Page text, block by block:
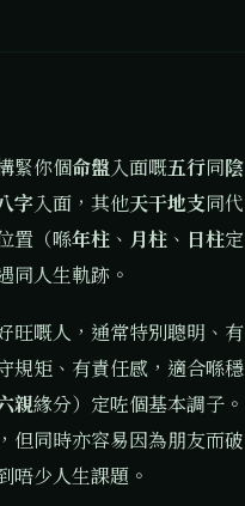
緊你個命盤入面嘅五行同陰
字入面，其他天干地支同代
置（喺年柱 、 月柱 、 日柱定
同人生軌跡。
旺嘅人，通常特別聰明、有
規矩、有責任感，適合喺穩
親緣分）定咗個基本調子。
但同時亦容易因為朋友而破
唔少人生課題。